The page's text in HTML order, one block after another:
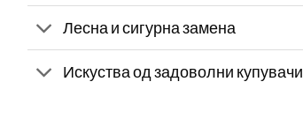
Лесна и сигурна замена
Искуства од задоволни купувачи